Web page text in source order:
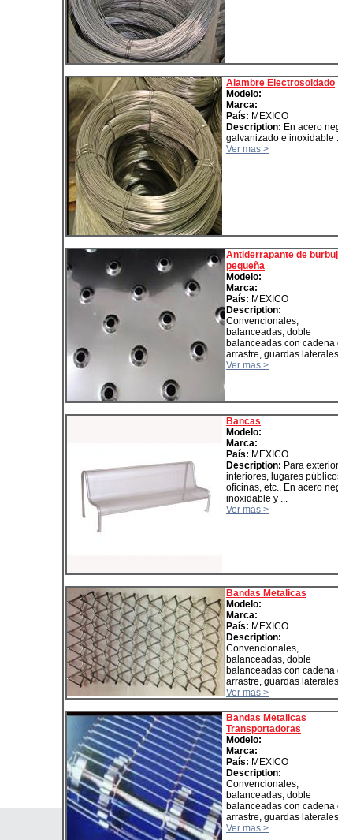
Alambre Electrosoldado
Modelo:
Marca:
País: MEXICO
Description: En acero
galvanizado e inoxidable .
Ver mas >
Antiderrapante de
pequeña
Modelo:
Marca:
País: MEXICO
Description:
Convencionales,
balanceadas, doble
balanceadas con cadena
arrastre, guardas
Ver mas >
Bancas
Modelo:
Marca:
País: MEXICO
Description: Para
interiores, lugares
oficinas, etc., En acero
inoxidable y ...
Ver mas >
Bandas Metalicas
Modelo:
Marca:
País: MEXICO
Description:
Convencionales,
balanceadas, doble
balanceadas con cadena
arrastre, guardas
Ver mas >
Bandas Metalicas
Transportadoras
Modelo:
Marca:
País: MEXICO
Description:
Convencionales,
balanceadas, doble
balanceadas con cadena
arrastre, guardas
Ver mas >